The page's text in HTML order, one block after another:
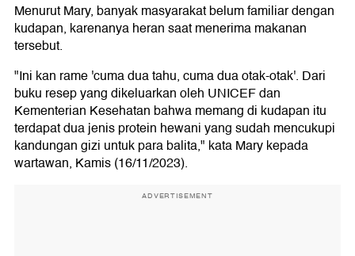
Menurut Mary, banyak masyarakat belum familiar dengan
kudapan, karenanya heran saat menerima makanan
tersebut.
"Ini kan rame 'cuma dua tahu, cuma dua otak-otak'. Dari
buku resep yang dikeluarkan oleh UNICEF dan
Kementerian Kesehatan bahwa memang di kudapan itu
terdapat dua jenis protein hewani yang sudah mencukupi
kandungan gizi untuk para balita," kata Mary kepada
wartawan, Kamis (16/11/2023).
ADVERTISEMENT